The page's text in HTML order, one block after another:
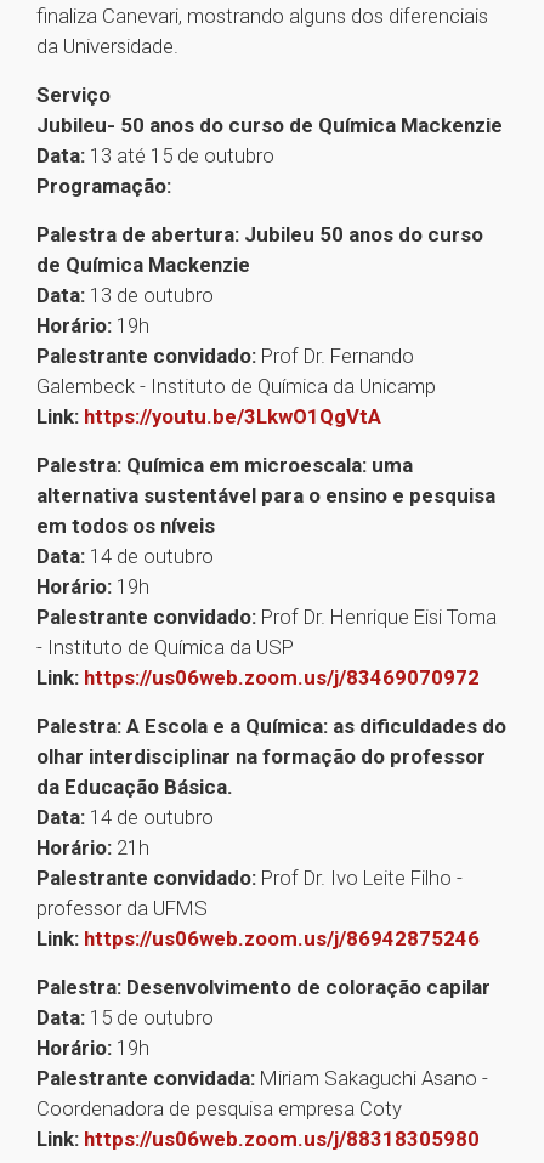
finaliza Canevari, mostrando alguns dos diferenciais
da Universidade.
Serviço
Jubileu- 50 anos do curso de Química Mackenzie
Data: 13 até 15 de outubro
Programação:
Palestra de abertura: Jubileu 50 anos do curso
de Química Mackenzie
Data: 13 de outubro
Horário: 19h
Palestrante convidado: Prof Dr. Fernando
Galembeck - Instituto de Química da Unicamp
Link: https://youtu.be/3LkwO1QgVtA
Palestra: Química em microescala: uma
alternativa sustentável para o ensino e pesquisa
em todos os níveis
Data: 14 de outubro
Horário: 19h
Palestrante convidado: Prof Dr. Henrique Eisi Toma
- Instituto de Química da USP
Link: https://us06web.zoom.us/j/83469070972
Palestra: A Escola e a Química: as dificuldades do
olhar interdisciplinar na formação do professor
da Educação Básica.
Data: 14 de outubro
Horário: 21h
Palestrante convidado: Prof Dr. Ivo Leite Filho -
professor da UFMS
Link: https://us06web.zoom.us/j/86942875246
Palestra: Desenvolvimento de coloração capilar
Data: 15 de outubro
Horário: 19h
Palestrante convidada: Miriam Sakaguchi Asano -
Coordenadora de pesquisa empresa Coty
Link: https://us06web.zoom.us/j/88318305980